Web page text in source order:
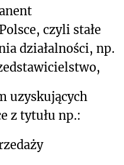
czyli stałe
działalności, np.
uzyskujących
z tytułu np.: